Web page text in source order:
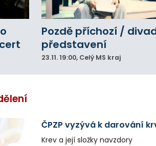
Pozdě příchozí /
představení
23.11. 19:00, Celý MS kraj
ČPZP vyzývá k darování
Krev a její složky navzdory